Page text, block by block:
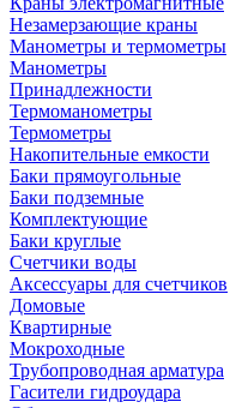
Незамерзающие краны
Манометры и термометры
Манометры
Принадлежности
Термоманометры
Термометры
Накопительные емкости
Баки прямоугольные
Баки подземные
Комплектующие
Баки круглые
Счетчики воды
Аксессуары для счетчиков
Домовые
Квартирные
Мокроходные
Трубопроводная арматура
Гасители гидроудара